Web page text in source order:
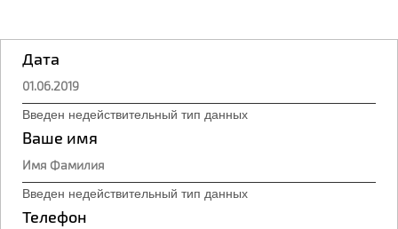
Дата
Введен недействительный тип данных
Ваше имя
Введен недействительный тип данных
Телефон
Введен недействительный тип данных